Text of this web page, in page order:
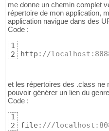
me donne un chemin complet
répertoire de mon application,
application navigue dans des
Code :
1
2
http: //
et les répertoires des .class
pouvoir générer un lien du
Code :
1
2
file: ///